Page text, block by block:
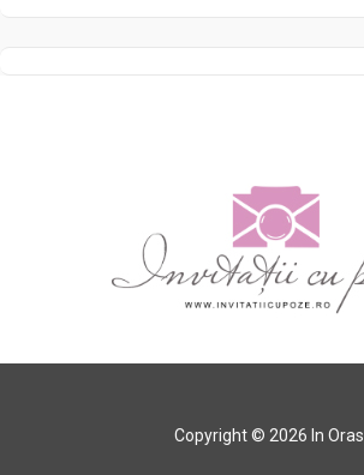
Copyright © 2026 In Oras